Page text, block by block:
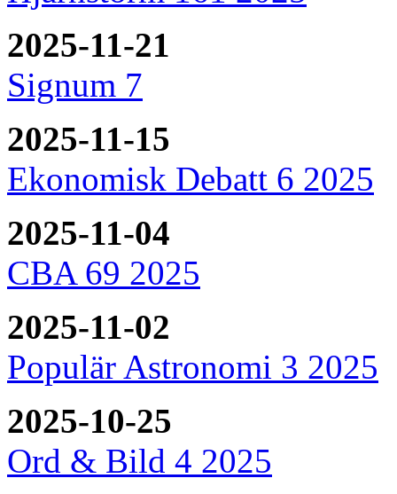
2025-11-21
Signum 7
2025-11-15
Ekonomisk Debatt 6 2025
2025-11-04
CBA 69 2025
2025-11-02
Populär Astronomi 3 2025
2025-10-25
Ord & Bild 4 2025